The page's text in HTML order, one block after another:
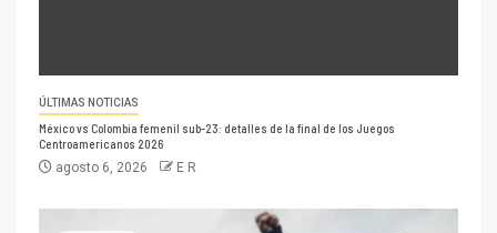
ÚLTIMAS NOTICIAS
México vs Colombia femenil sub-23: detalles de la final de los Juegos
Centroamericanos 2026
agosto 6, 2026 E R